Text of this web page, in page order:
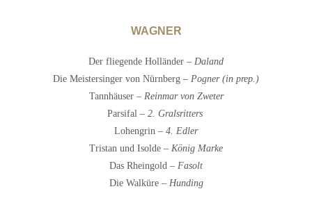
WAGNER
Der fliegende Holländer – Daland
Die Meistersinger von Nürnberg – Pogner (in prep.)
Tannhäuser –Reinmar von Zweter
Parsifal– 2. Gralsritters
Lohengrin – 4. Edler
Tristan und Isolde – König Marke
Das Rheingold – Fasolt
Die Walküre – Hunding